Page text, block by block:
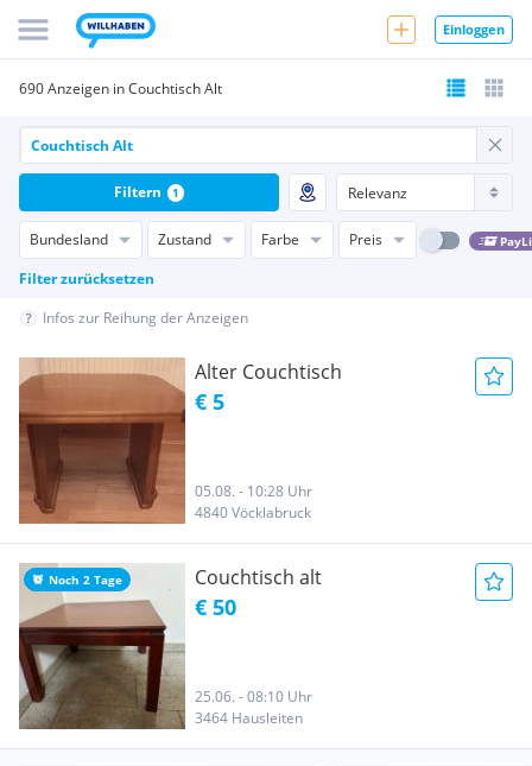
Einloggen
690 Anzeigen in Couchtisch Alt
Bundesland Zustand Farbe Preis
Filter zurücksetzen
Filtern 1
Infos zur Reihung der Anzeigen
Alter Couchtisch
€ 5
05.08. - 10:28 Uhr
4840 Vöcklabruck
Noch 2 Tage Couchtisch alt
€ 50
25.06. - 08:10 Uhr
3464 Hausleiten